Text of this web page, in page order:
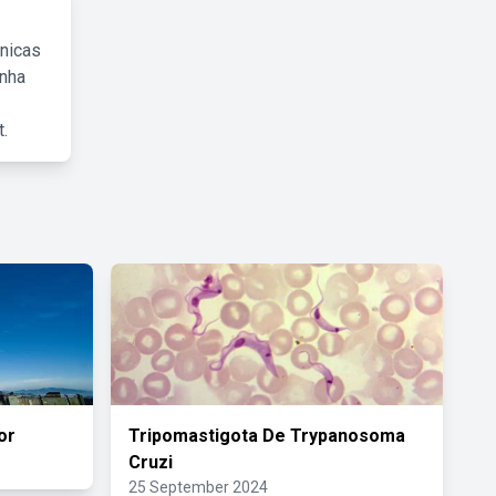
Tripomastigota De Trypanosoma
Cruzi
25 September 2024